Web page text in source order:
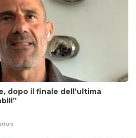
dopo il finale dell’ultima